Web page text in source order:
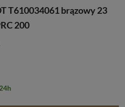
T610034061 brązowy 23
200